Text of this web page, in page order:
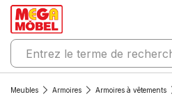
Meubles Armoires Armoires à vêtements